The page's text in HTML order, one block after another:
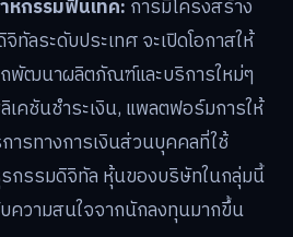
หกรรมฟินเทค: การมีโครงสร้าง
ทัลระดับประเทศ จะเปิดโอกาสให้
พัฒนาผลิตภัณฑ์และบริการใหม่ๆ
เคชันชำระเงิน, แพลตฟอร์มการให้
ารทางการเงินส่วนบุคคลที่ใช้
กรรมดิจิทัล หุ้นของบริษัทในกลุ่มนี้
ความสนใจจากนักลงทุนมากขึ้น